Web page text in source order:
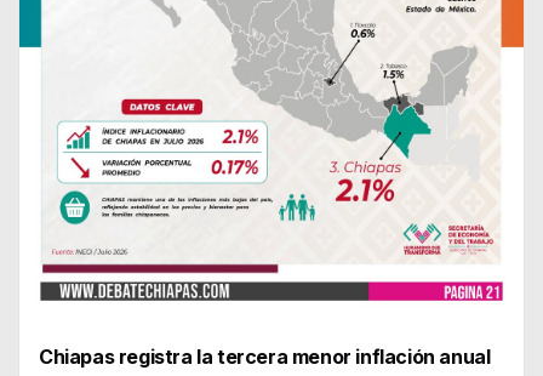
Chiapas registra la tercera menor inflación anual